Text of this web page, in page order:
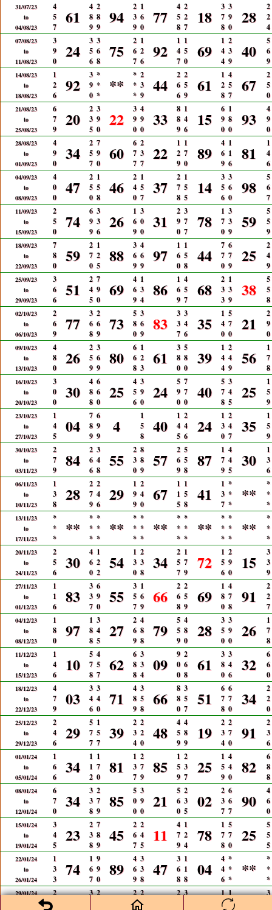
31/07/23
to
04/08/23
4
5
7
61
4
8
9
2
8
9
94
2
3
9
1
6
0
77
4
5
8
2
2
7
18
3
7
8
3
9
0
28
2
2
4
07/08/23
to
11/08/23
3
9
0
24
3
5
6
3
6
8
75
2
6
7
1
2
6
92
1
4
7
1
5
0
69
1
4
4
2
3
9
40
5
6
9
14/08/23
to
18/08/23
1
2
6
92
3
9
0
*
*
*
**
*
*
*
2
3
9
44
2
6
6
2
5
9
61
1
2
8
4
5
7
67
2
5
0
21/08/23
to
25/08/23
6
7
9
20
2
3
5
3
9
0
22
3
9
0
4
9
0
33
8
8
9
1
4
6
15
6
9
0
1
8
0
93
4
9
0
28/08/23
to
01/09/23
4
9
0
34
2
5
7
7
9
0
60
6
7
7
2
3
7
22
1
2
9
1
7
0
89
4
6
9
1
1
6
81
1
4
6
04/09/23
to
08/09/23
4
0
0
47
2
5
0
1
5
8
46
2
4
0
1
5
7
37
2
7
8
1
5
5
14
3
5
6
3
6
0
98
5
6
7
11/09/23
to
15/09/23
2
5
0
74
6
9
9
3
3
6
26
1
6
9
3
0
0
31
2
9
0
3
7
7
78
1
7
0
3
3
9
59
5
5
9
18/09/23
to
22/09/23
7
8
0
59
2
7
0
1
2
5
88
3
6
9
4
6
9
97
1
6
0
1
5
8
44
7
7
0
6
7
9
25
2
4
9
25/09/23
to
29/09/23
3
6
6
51
2
4
5
7
9
0
69
4
6
9
1
3
4
86
1
6
9
4
5
7
68
2
3
3
1
3
9
38
5
5
8
02/10/23
to
06/10/23
2
6
9
77
3
6
8
2
6
9
73
5
8
0
3
6
9
83
3
3
7
3
4
6
35
1
4
0
5
7
0
21
2
9
0
09/10/23
to
13/10/23
4
8
0
26
2
5
9
3
6
9
80
6
6
8
1
2
3
61
3
8
0
5
8
0
39
1
4
4
2
4
9
56
1
7
8
16/10/23
to
20/10/23
3
0
0
30
4
8
8
6
6
0
25
4
5
6
3
9
0
24
5
9
0
7
7
0
40
5
7
8
3
4
5
25
1
5
9
23/10/23
to
27/10/23
1
4
5
04
7
8
9
6
9
9
4
1
5
8
40
1
4
5
2
4
6
24
1
3
0
2
4
7
35
1
5
9
30/10/23
to
03/11/23
2
7
9
84
2
6
6
3
4
8
55
2
3
0
8
8
9
57
2
6
9
5
5
8
87
1
7
9
4
4
5
30
1
3
6
06/11/23
to
10/11/23
1
3
8
28
2
7
9
2
4
6
29
1
9
9
2
4
0
67
1
1
5
1
5
8
41
1
3
7
*
*
*
**
*
*
*
13/11/23
to
17/11/23
*
*
*
**
*
*
*
*
*
*
**
*
*
*
*
*
*
**
*
*
*
*
*
*
**
*
*
*
*
*
*
**
*
*
*
20/11/23
to
24/11/23
2
5
6
30
4
6
0
1
2
2
54
1
3
0
2
3
8
34
2
5
7
1
7
9
72
1
5
6
2
9
0
15
3
3
9
27/11/23
to
01/12/23
1
1
6
83
3
3
7
6
9
0
55
3
5
7
1
6
9
66
2
6
8
2
5
9
69
1
8
0
4
7
8
91
2
2
7
04/12/23
to
08/12/23
1
8
0
97
1
8
8
3
4
5
27
2
6
9
4
8
8
79
5
5
9
4
8
0
28
3
5
0
3
9
0
26
1
7
8
11/12/23
to
15/12/23
1
4
6
10
5
7
8
4
5
7
62
6
8
8
3
3
4
09
9
0
0
2
6
8
61
3
8
0
3
4
6
32
6
6
0
18/12/23
to
22/12/23
4
7
9
03
3
4
6
3
4
0
71
4
8
9
3
5
8
66
8
8
0
3
5
7
51
6
7
8
6
7
0
34
2
2
0
25/12/23
to
29/12/23
2
4
6
29
5
7
7
1
5
7
39
2
3
4
2
2
0
48
4
5
9
4
8
9
19
2
3
4
2
7
0
91
2
3
6
01/01/24
to
05/01/24
1
6
6
34
1
1
2
1
7
0
81
1
3
7
2
7
9
85
1
5
9
2
3
7
25
1
5
9
4
4
0
82
6
8
8
08/01/24
to
12/01/24
6
7
0
34
3
3
8
2
7
9
85
5
0
0
3
9
0
21
5
6
0
2
3
5
02
2
3
7
6
6
7
90
4
6
0
15/01/24
to
19/01/24
3
4
5
23
2
3
8
7
8
9
45
2
6
7
2
4
5
11
4
7
9
1
2
4
78
1
7
8
5
7
0
25
5
5
5
22/01/24
to
26/01/24
1
3
3
74
1
6
7
9
9
0
89
4
6
9
3
3
8
47
3
6
8
1
1
8
04
4
4
6
*
*
*
**
*
*
*
29/01/24
2
3 2
2
3
2
2
2 3
1
5
1
2
3